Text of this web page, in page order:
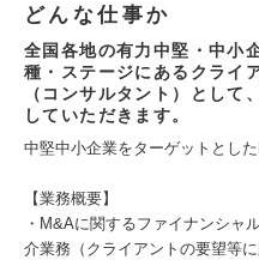
どんな仕事か
全国各地の有力中堅・中小
種・ステージにあるクライ
（コンサルタント）として
していただきます。
中堅中小企業をターゲットとし
【業務概要】
・M&Aに関するファイナンシャ
介業務（クライアントの要望等